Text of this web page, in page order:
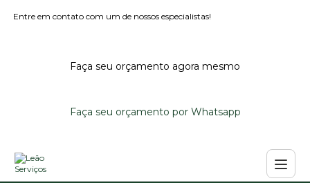
Entre em contato com um de nossos especialistas!
Faça seu orçamento agora mesmo
Faça seu orçamento por Whatsapp